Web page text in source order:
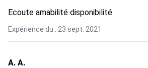
Ecoute amabilité disponibilité
Expérience du : 23 sept. 2021
A. A.